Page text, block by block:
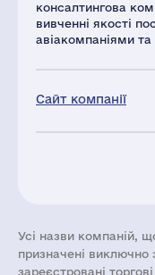
консалтингова
вивченні якості
авіакомпаніями
Сайт компанії
Усі назви компаній,
призначені виключно
зареєстровані